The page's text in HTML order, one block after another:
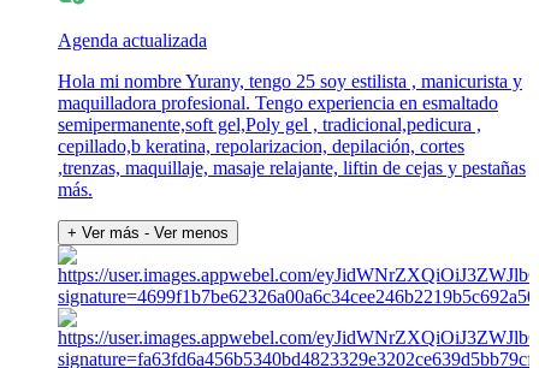
Agenda actualizada
Hola mi nombre Yurany, tengo 25 soy estilista , manicurista y
maquilladora profesional. Tengo experiencia en esmaltado
semipermanente,soft gel,Poly gel , tradicional,pedicura ,
cepillado,b keratina, repolarizacion, depilación, cortes
,trenzas, maquillaje, masaje relajante, liftin de cejas y pestañas
más.
+ Ver más - Ver menos